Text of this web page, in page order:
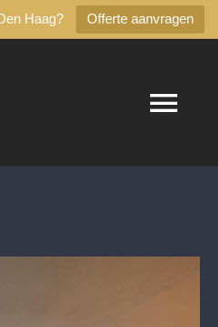
Haag? Offerte aanvragen